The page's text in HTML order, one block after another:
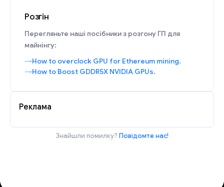
Розгін
Перегляньте наші посібники з розгону ГП для
майнінгу:
How to overclock GPU for Ethereum mining.
How to Boost GDDR5X NVIDIA GPUs.
Реклама
Знайшли помилку? Повідомте нас!